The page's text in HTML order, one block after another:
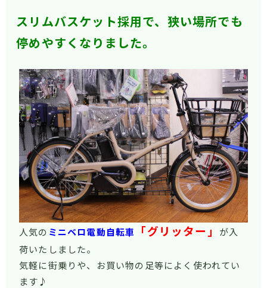
スリムバスケット採用で、狭い場所でも
停めやすくなりました。
人気の ミニベロ電動自転車 「グリッター」
が入
荷いたしました。
気軽に街乗りや、お買い物の足等によく使われてい
ます♪